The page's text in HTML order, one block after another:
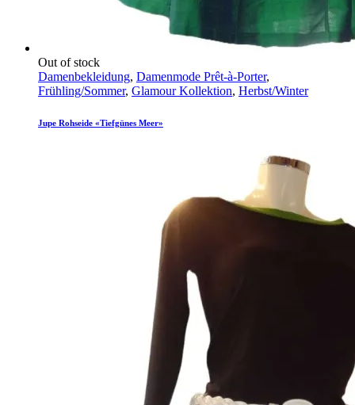
Out of stock
Damenbekleidung, Damenmode Prêt-à-Porter,
Frühling/Sommer, Glamour Kollektion, Herbst/Winter
Jupe Rohseide «Tiefgünes Meer»